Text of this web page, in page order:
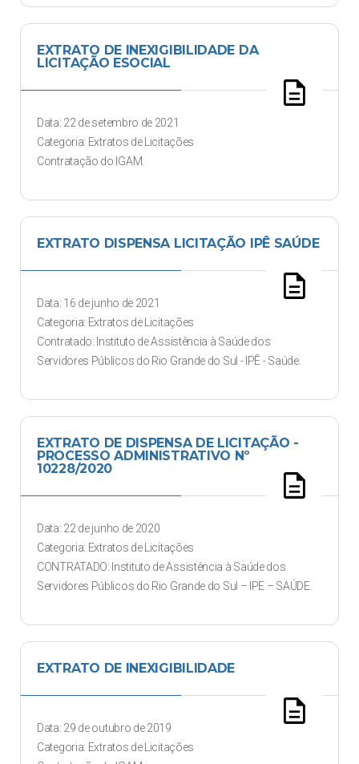
description
EXTRATO DE INEXIGIBILIDADE DA
LICITAÇÃO ESOCIAL
Data: 22 de setembro de 2021
Categoria: Extratos de Licitações
Contratação do IGAM.
description
EXTRATO DISPENSA LICITAÇÃO IPÊ SAÚDE
Data: 16 de junho de 2021
Categoria: Extratos de Licitações
Contratado: Instituto de Assistência à Saúde dos
Servidores Públicos do Rio Grande do Sul - IPÊ - Saúde.
description
EXTRATO DE DISPENSA DE LICITAÇÃO -
PROCESSO ADMINISTRATIVO Nº
10228/2020
Data: 22 de junho de 2020
Categoria: Extratos de Licitações
CONTRATADO: Instituto de Assistência à Saúde dos
Servidores Públicos do Rio Grande do Sul – IPE – SAÚDE.
description
EXTRATO DE INEXIGIBILIDADE
Data: 29 de outubro de 2019
Categoria: Extratos de Licitações